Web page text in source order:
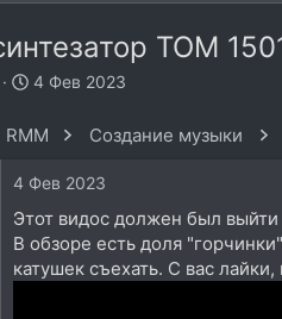
ТОМ
Д
т
а
а
ч
а
л
а
4 Фев 2023
RMM Создание музыки
4 Фев 2023
Этот видос должен был
В обзоре есть доля
катушек съехать. С вас